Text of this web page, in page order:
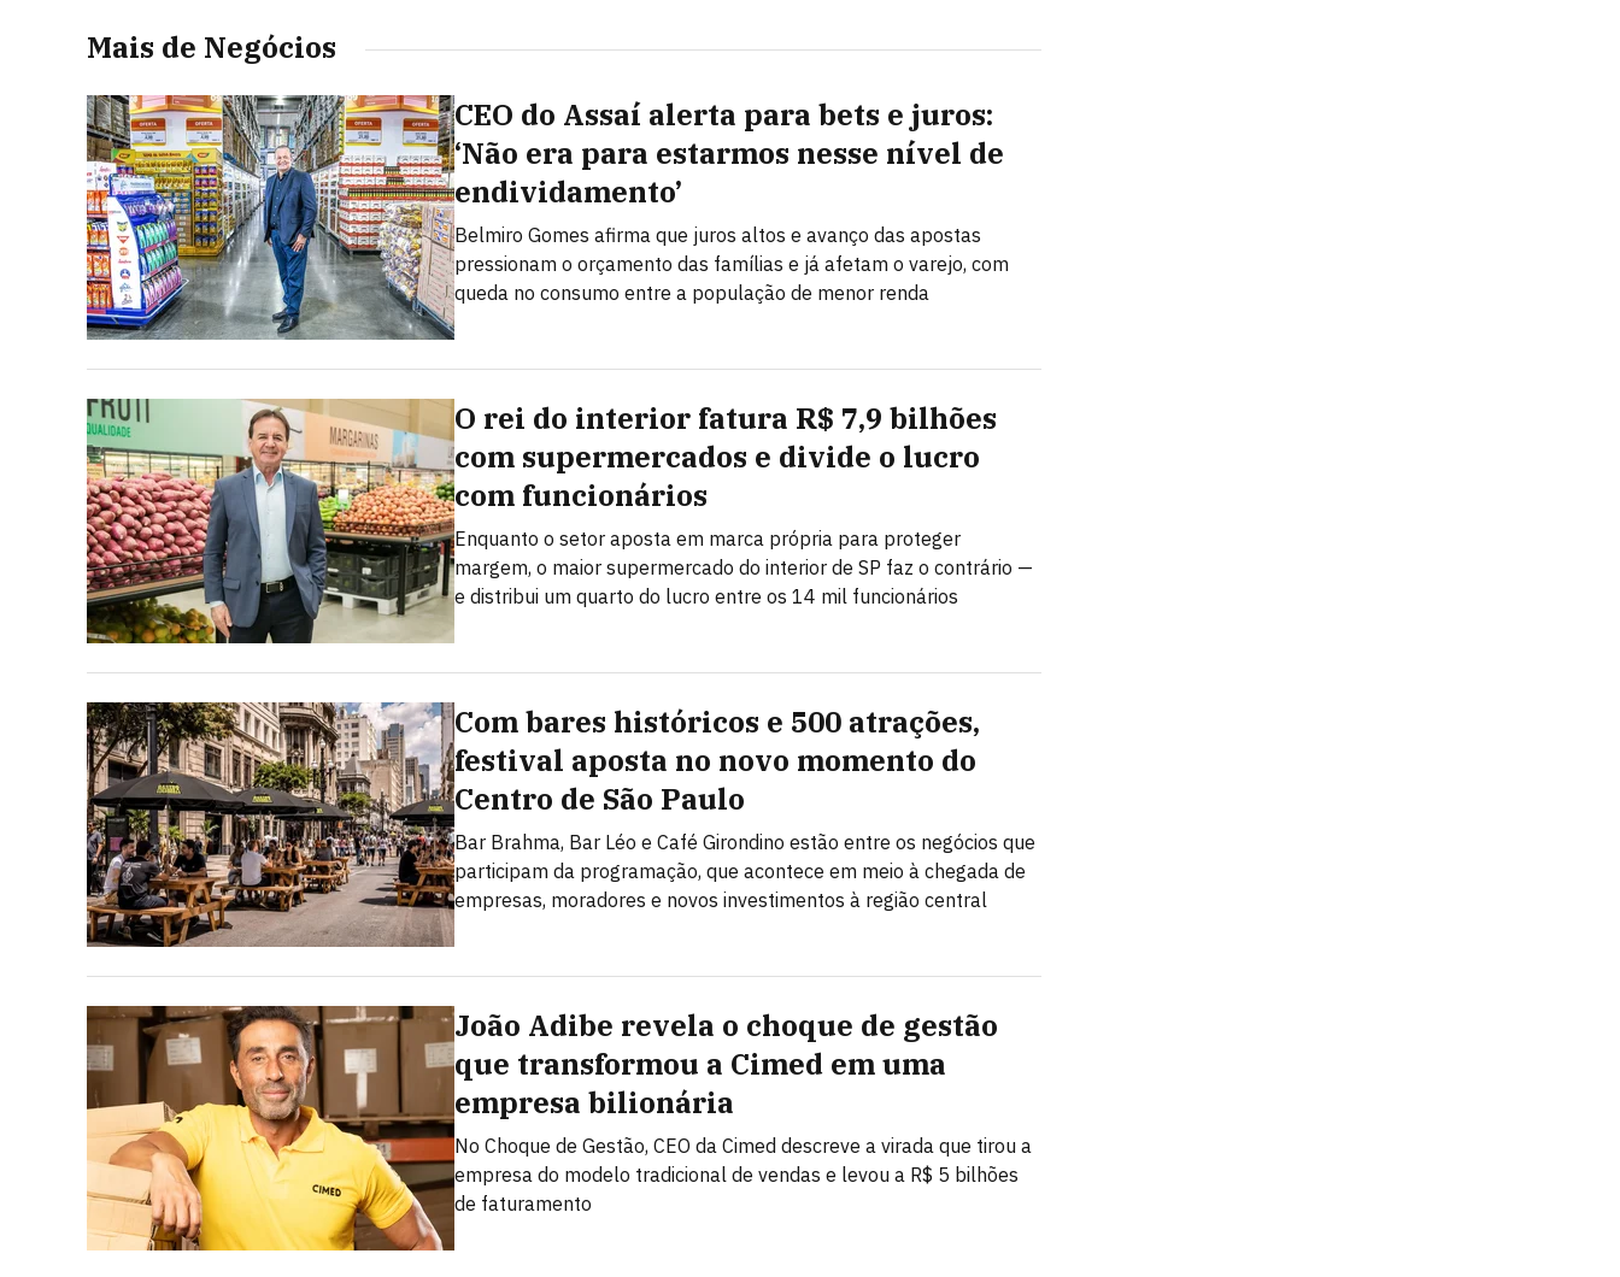
Mais de Negócios
CEO do Assaí alerta para bets e juros:
‘Não era para estarmos nesse nível de
endividamento’
Belmiro Gomes afirma que juros altos e avanço das apostas
pressionam o orçamento das famílias e já afetam o varejo, com
queda no consumo entre a população de menor renda
O rei do interior fatura R$ 7,9 bilhões
com supermercados e divide o lucro
com funcionários
Enquanto o setor aposta em marca própria para proteger
margem, o maior supermercado do interior de SP faz o contrário —
e distribui um quarto do lucro entre os 14 mil funcionários
Com bares históricos e 500 atrações,
festival aposta no novo momento do
Centro de São Paulo
Bar Brahma, Bar Léo e Café Girondino estão entre os negócios que
participam da programação, que acontece em meio à chegada de
empresas, moradores e novos investimentos à região central
João Adibe revela o choque de gestão
que transformou a Cimed em uma
empresa bilionária
No Choque de Gestão, CEO da Cimed descreve a virada que tirou a
empresa do modelo tradicional de vendas e levou a R$ 5 bilhões
de faturamento